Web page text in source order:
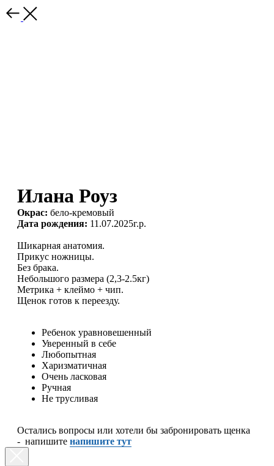
Илана Роуз
Окрас: бело-кремовый
Дата рождения: 11.07.2025г.р.
Шикарная анатомия.
Прикус ножницы.
Без брака.
Небольшого размера (2,3-2.5кг)
Метрика + клеймо + чип.
Щенок готов к переезду.
Ребенок уравновешенный
Уверенный в себе
Любопытная
Харизматичная
Очень ласковая
Ручная
Не трусливая
Остались вопросы или хотели бы забронировать щенка
- напишите напишите тут